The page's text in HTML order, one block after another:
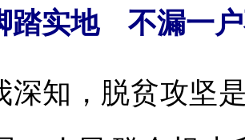
踏实地 不漏一
深知，脱贫攻坚